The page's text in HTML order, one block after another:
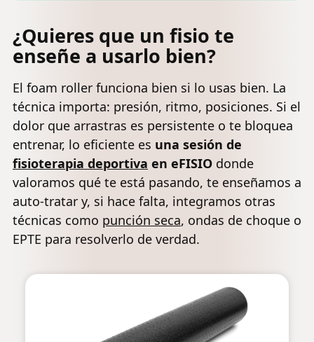
¿Quieres que un fisio te
enseñe a usarlo bien?
El foam roller funciona bien si lo usas bien. La
técnica importa: presión, ritmo, posiciones. Si el
dolor que arrastras es persistente o te bloquea
entrenar, lo eficiente es una sesión de
fisioterapia deportiva en eFISIO donde
valoramos qué te está pasando, te enseñamos a
auto-tratar y, si hace falta, integramos otras
técnicas como punción seca, ondas de choque o
EPTE para resolverlo de verdad.